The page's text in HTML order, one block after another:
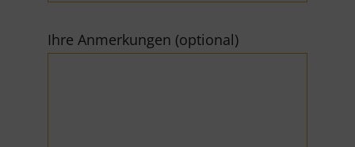
Ihre Anmerkungen (optional)